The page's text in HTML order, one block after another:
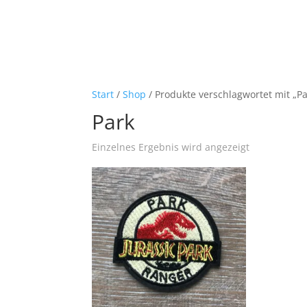
Start /Shop / Produkte verschlagwortet mit
Park
Einzelnes Ergebnis wird angezeigt